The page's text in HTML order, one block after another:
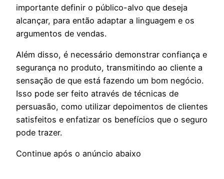
importante definir o público-alvo que deseja
alcançar, para então adaptar a linguagem e os
argumentos de vendas.
Além disso, é necessário demonstrar confiança e
segurança no produto, transmitindo ao cliente a
sensação de que está fazendo um bom negócio.
Isso pode ser feito através de técnicas de
persuasão, como utilizar depoimentos de clientes
satisfeitos e enfatizar os benefícios que o seguro
pode trazer.
Continue após o anúncio abaixo